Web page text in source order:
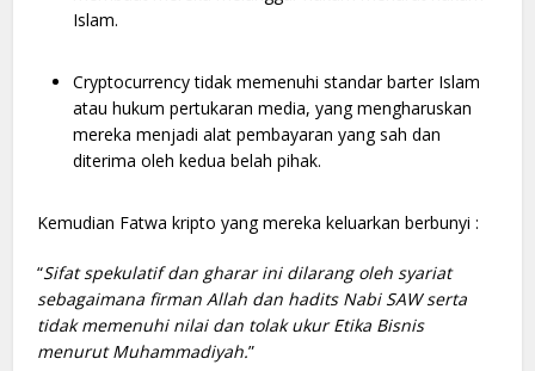
Islam.
Cryptocurrency tidak memenuhi standar barter Islam
atau hukum pertukaran media, yang mengharuskan
mereka menjadi alat pembayaran yang sah dan
diterima oleh kedua belah pihak.
Kemudian Fatwa kripto yang mereka keluarkan berbunyi :
“Sifat spekulatif dan gharar ini dilarang oleh syariat
sebagaimana firman Allah dan hadits Nabi SAW serta
tidak memenuhi nilai dan tolak ukur Etika Bisnis
menurut Muhammadiyah.”